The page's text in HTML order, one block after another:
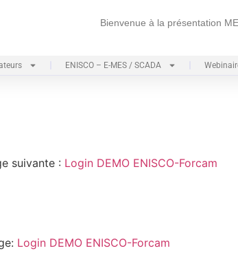
Bienvenue à la présentation
ENISCO – E-MES / SCADA
suivante : Login DEMO ENISCO-Forcam
Login DEMO ENISCO-Forcam